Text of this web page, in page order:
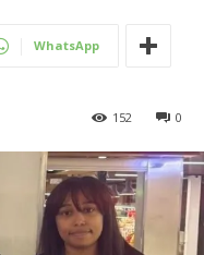
WhatsApp
0
152